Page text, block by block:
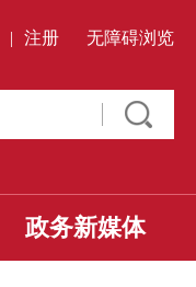
| 注册 无障碍浏览
政务新媒体